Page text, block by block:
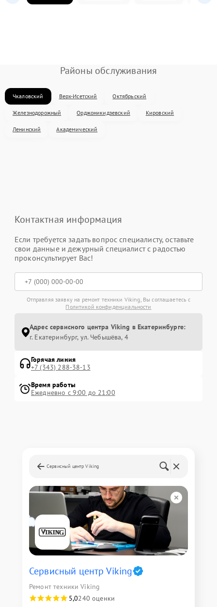
Районы обслуживания
Чкаловский Верх-Исетский Октябрьский
Железнодорожный Орджоникидзевский Кировский
Ленинский Академический
Контактная информация
Если требуется задать вопрос специалисту, оставьте
свои данные и дежурный специалист с радостью
проконсультирует Вас!
Отправляя заявку на ремонт техники Viking, Вы соглашаетесь с
Политикой конфиденциальности
Адрес сервисного центра Viking в Екатеринбурге:
г. Екатеринбург, ул. Чебышёва, 4
Горячая линия
+7 (343) 288-38-13
Время работы
Ежедневно с 9:00 до 21:00
Сервисный центр Viking
Сервисный центр Viking
Ремонт техники Viking
5,0240 оценки